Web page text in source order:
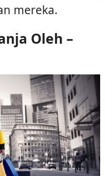
mereka.
Oleh –